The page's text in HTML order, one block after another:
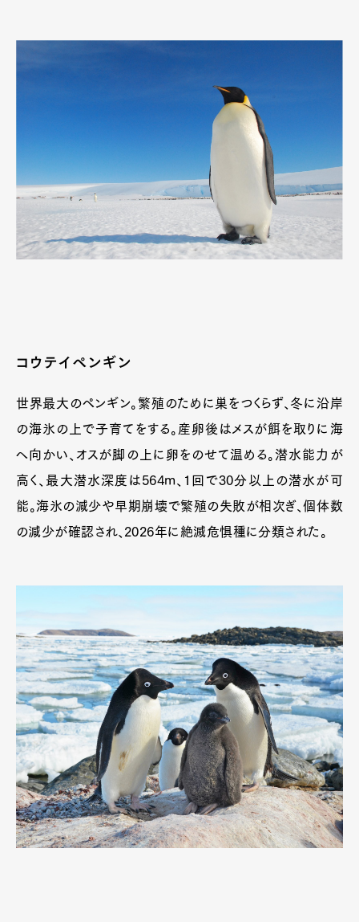
Pen tw
コウテイペンギン
世界最大のペンギン。繁殖のために巣をつくらず、冬に沿岸
の海氷の上で子育てをする。産卵後はメスが餌を取りに海
へ向かい、オスが脚の上に卵をのせて温める。潜水能力が
高く、最大潜水深度は564m、1回で30分以上の潜水が可
能。海氷の減少や早期崩壊で繁殖の失敗が相次ぎ、個体数
の減少が確認され、2026年に絶滅危惧種に分類された。